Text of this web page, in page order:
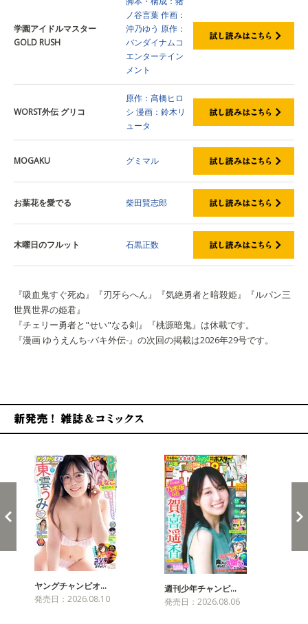
学園アイドルマスター
GOLD RUSH
ノ谷言葉作画：
沖乃ゆう 原作：
バンダイナムコ
エンターテイン
メント
WORST外伝 グリコ
原作：髙橋ヒロ
シ 漫画：鈴木リ
ュータ
MOGAKU グミマル
お葉花を愛でる 柴田賢志郎
木曜日のフルット 石黒正数
『吸血鬼すぐ死ぬ』『刃牙らへん』『気絶勇者と暗殺姫』『ルパン三
世異世界の姫君』
『チェリー勇者と"せい"なる剣』『桃源暗鬼』は休載です。
『漫画 ゆうえんち-バキ外伝-』の次回の掲載は2026年29号です。
ヤングチャンピオ…
発売日：2026.08.10
週刊少年チャンピ…
発売日：2026.08.06